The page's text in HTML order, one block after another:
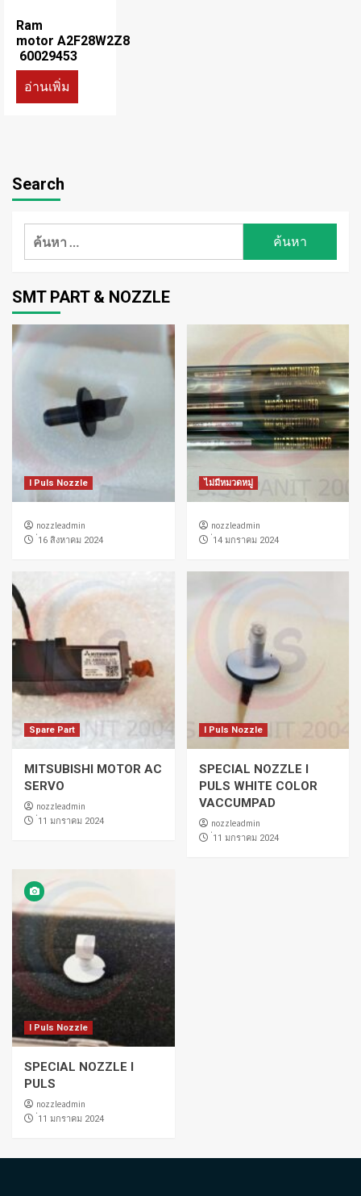
Ram
motor A2F28W2Z8
60029453
อ่านเพิ่ม
Search
ค้นหา
SMT PART & NOZZLE
I Puls Nozzle
nozzleadmin
่16 สิงหาคม 2024
ไม่มีหมวดหมู่
nozzleadmin
่14 มกราคม 2024
Spare Part
MITSUBISHI MOTOR AC
SERVO
nozzleadmin
่11 มกราคม 2024
I Puls Nozzle
SPECIAL NOZZLE I
PULS WHITE COLOR
VACCUMPAD
nozzleadmin
่11 มกราคม 2024
I Puls Nozzle
SPECIAL NOZZLE I
PULS
nozzleadmin
่11 มกราคม 2024